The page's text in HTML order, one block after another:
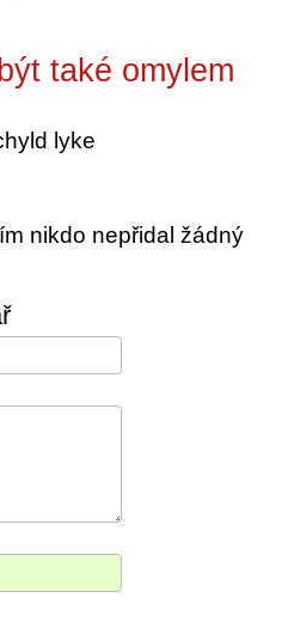
také omylem
lyke
nikdo nepřidal žádný